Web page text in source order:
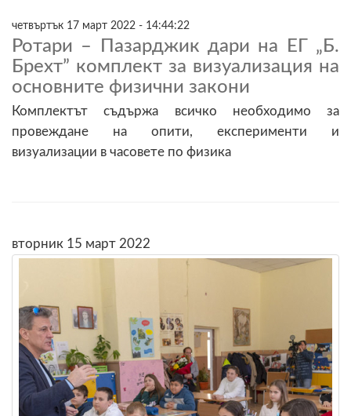
четвъртък 17 март 2022 - 14:44:22
Ротари – Пазарджик дари на ЕГ „Б.
Брехт” комплект за визуализация на
основните физични закони
Комплектът съдържа всичко необходимо за
провеждане на опити, експерименти и
визуализации в часовете по физика
вторник 15 март 2022